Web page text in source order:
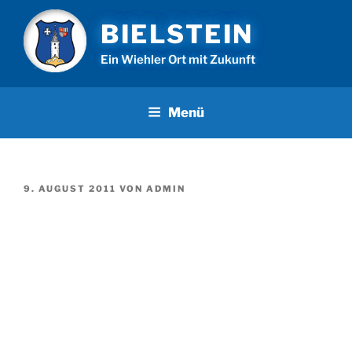
Inhalt
springen
BIELSTEIN
Ein Wiehler Ort mit Zukunft
Menü
VERÖFFENTLICHT
9. AUGUST 2011 VON ADMIN